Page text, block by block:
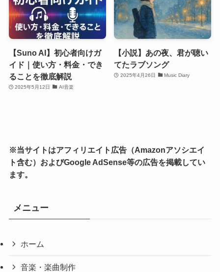
【Suno AI】初心者向けガ
イド｜使い方・料金・でき
ることを徹底解説
2025年5月12日 AI音楽
【小説】あの夜、君が聴い
てたラブソング
2025年4月26日 Music Diary
※当サイトはアフィリエイト広告（Amazonアソシエイ
ト含む）およびGoogle AdSense等の広告を掲載してい
ます。
メニュー
ホーム
音楽・楽曲制作